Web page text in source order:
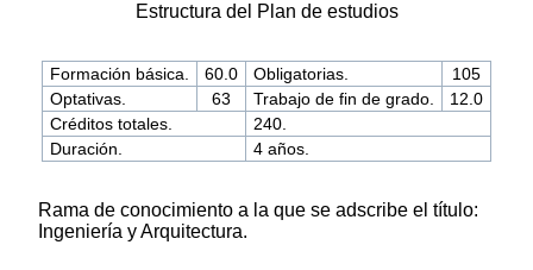
Estructura del Plan de estudios
Formación básica. 60.0 Obligatorias.
105
Optativas.
63 Trabajo de fin de grado.
12.0
Créditos totales.
240.
Duración.
4 años.
Rama de conocimiento a la que se adscribe el título:
Ingeniería y Arquitectura.